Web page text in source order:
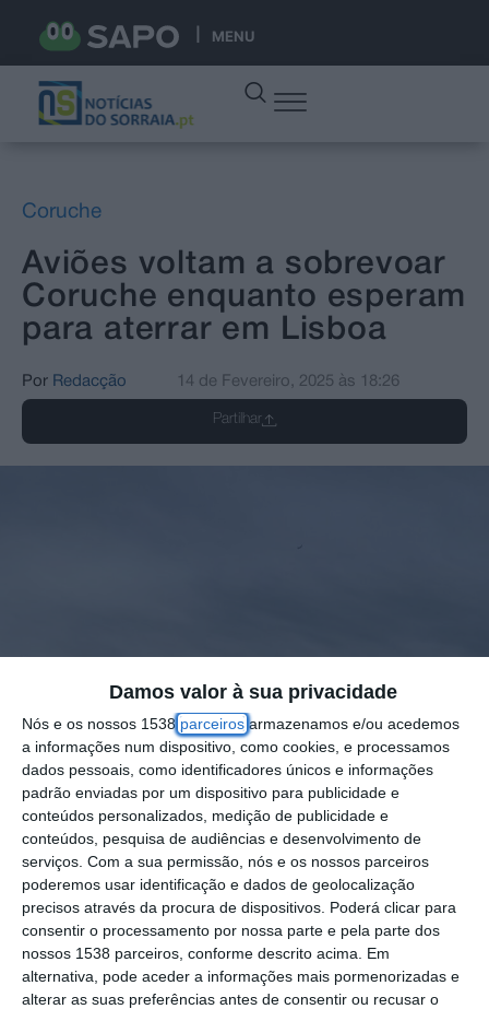
Damos valor à sua privacidade
Nós e os nossos 1538 parceiros armazenamos e/ou acedemos
a informações num dispositivo, como cookies, e processamos
dados pessoais, como identificadores únicos e informações
padrão enviadas por um dispositivo para publicidade e
conteúdos personalizados, medição de publicidade e
conteúdos, pesquisa de audiências e desenvolvimento de
serviços. Com a sua permissão, nós e os nossos parceiros
poderemos usar identificação e dados de geolocalização
precisos através da procura de dispositivos. Poderá clicar para
consentir o processamento por nossa parte e pela parte dos
nossos 1538 parceiros, conforme descrito acima. Em
alternativa, pode aceder a informações mais pormenorizadas e
alterar as suas preferências antes de consentir ou recusar o
MENU
Coruche
Aviões voltam a sobrevoar
Coruche enquanto esperam
para aterrar em Lisboa
Por Redacção 14 de Fevereiro, 2025 às 18:26
Partilhar
Os céus de Coruche têm nas últimas horas
sido palco de um verdadeiro “desfile” de
aviões de transporta de passageiros, que
aguarda ordens para poder aterrar no